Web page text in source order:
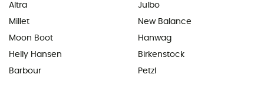
Altra
Millet
Moon Boot
Helly Hansen
Barbour
Julbo
New Balance
Hanwag
Birkenstock
Petzl